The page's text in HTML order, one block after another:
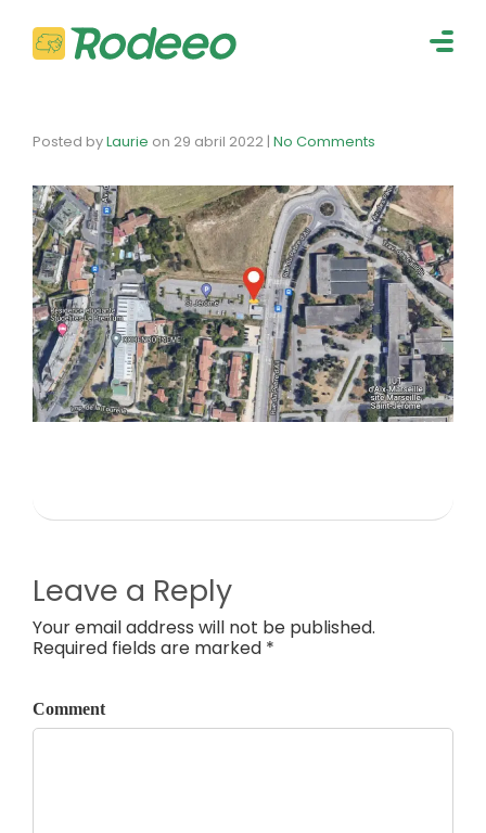
Posted byLaurie on 29 abril 2022 | No Comments
Leave a Reply
Your email address will not be published.
Required fields are marked *
Comment